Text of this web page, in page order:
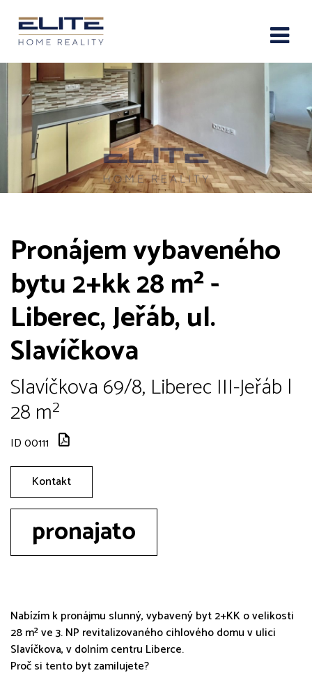
Pronájem vybaveného
bytu 2+kk 28 m² -
Liberec, Jeřáb, ul.
Slavíčkova
Slavíčkova 69/8, Liberec III-Jeřáb |
28 m²
ID 00111
Kontakt
pronajato
Nabízím k pronájmu slunný, vybavený byt 2+KK o velikosti
28 m² ve 3. NP revitalizovaného cihlového domu v ulici
Slavíčkova, v dolním centru Liberce.
Proč si tento byt zamilujete?